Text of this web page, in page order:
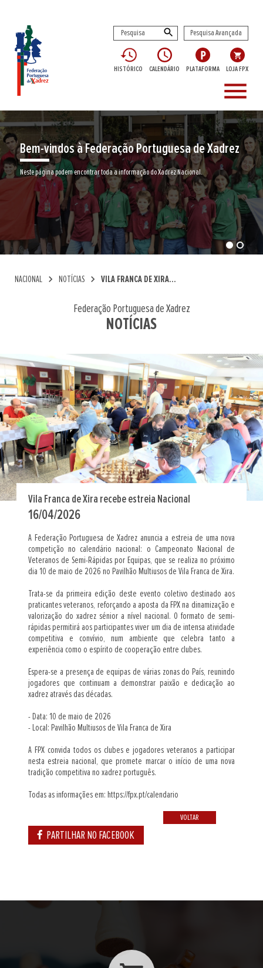
Pesquisa Avançada
HISTÓRICO CALENDÁRIO PLATAFORMA LOJA FPX
menu
Bem-vindos à Federação Portuguesa de Xadrez
Neste página podem encontrar toda a informação do Xadrez Nacional.
NACIONAL chevron_right NOTÍCIAS chevron_right VILA FRANCA DE XIRA...
Federação Portuguesa de Xadrez
NOTÍCIAS
Vila Franca de Xira recebe estreia Nacional
16/04/2026
A Federação Portuguesa de Xadrez anuncia a estreia de uma nova
competição no calendário nacional: o Campeonato Nacional de
Veteranos de Semi-Rápidas por Equipas, que se realiza no próximo
dia 10 de maio de 2026 no Pavilhão Multiusos de Vila Franca de Xira.
Trata-se da primeira edição deste evento coletivo destinado aos
praticantes veteranos, reforçando a aposta da FPX na dinamização e
valorização do xadrez sénior a nível nacional. O formato de semi-
rápidas permitirá aos participantes viver um dia de intensa atividade
competitiva e convívio, num ambiente que celebra tanto a
experiência como o espírito de cooperação entre clubes.
Espera-se a presença de equipas de várias zonas do País, reunindo
jogadores que continuam a demonstrar paixão e dedicação ao
xadrez através das décadas.
- Data: 10 de maio de 2026
- Local: Pavilhão Multiusos de Vila Franca de Xira
A FPX convida todos os clubes e jogadores veteranos a participar
nesta estreia nacional, que promete marcar o início de uma nova
tradição competitiva no xadrez português.
Todas as informações em: https://fpx.pt/calendario
VOLTAR
PARTILHAR NO FACEBOOK